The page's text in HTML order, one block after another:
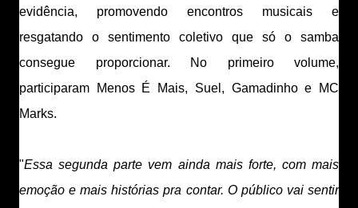
evidência, promovendo encontros musicais e
resgatando o sentimento coletivo que só o samba
consegue proporcionar. No primeiro volume,
participaram Menos É Mais, Suel, Gamadinho e MC
Marks.
"Essa segunda parte vem ainda mais forte, com mais
emoção e mais histórias pra contar. O público vai sentir